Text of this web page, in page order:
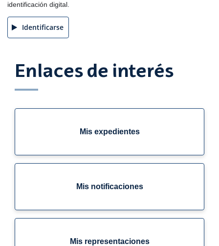
identificación digital.
Identificarse
Enlaces de interés
Mis expedientes
Mis notificaciones
Mis representaciones